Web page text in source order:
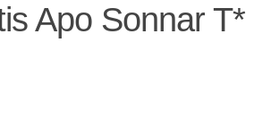
Apo Sonnar T*